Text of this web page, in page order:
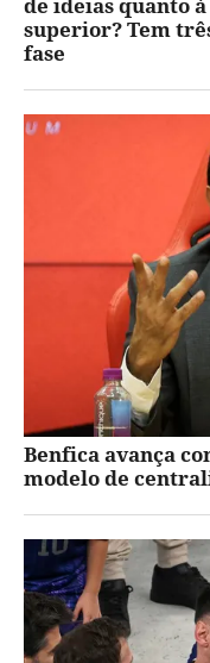
superior? Tem
fase
Benfica avança
modelo de